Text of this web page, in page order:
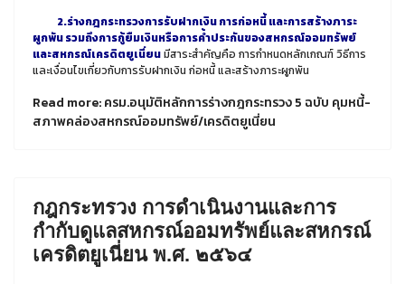
2.ร่างกฎกระทรวงการรับฝากเงิน การก่อหนี้ และการสร้างภาระ
ผูกพัน รวมถึงการกู้ยืมเงินหรือการค้ำประกันของสหกรณ์ออมทรัพย์
และสหกรณ์เครดิตยูเนี่ยนมีสาระสำคัญคือ การกำหนดหลักเกณฑ์ วิธีการ
และเงื่อนไขเกี่ยวกับการรับฝากเงิน ก่อหนี้ และสร้างภาระผูกพัน
Read more: ครม.อนุมัติหลักการร่างกฎกระทรวง 5 ฉบับ คุมหนี้-
สภาพคล่องสหกรณ์ออมทรัพย์/เครดิตยูเนี่ยน
กฎกระทรวง การดำเนินงานและการ
กำกับดูแลสหกรณ์ออมทรัพย์และสหกรณ์
เครดิตยูเนี่ยน พ.ศ. ๒๕๖๔